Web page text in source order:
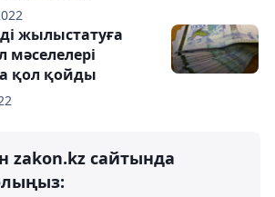
жылыстатуға
мәселелері
қол қойды
zakon.kz сайтында